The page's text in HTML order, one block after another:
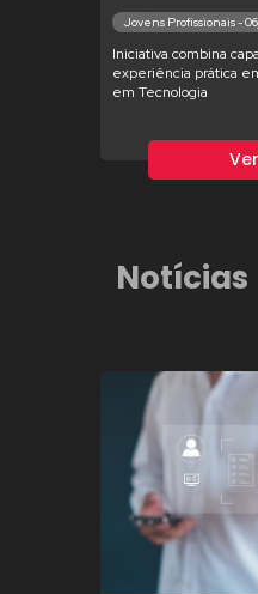
Jovens Profissionais -
Iniciativa combina
experiência prática
em Tecnologia
Ver